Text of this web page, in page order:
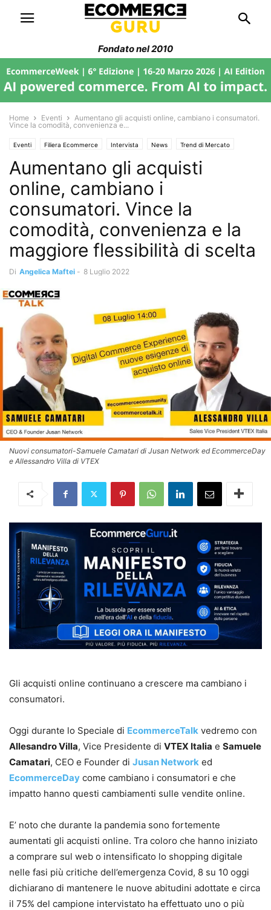
Fondato nel 2010
Home Eventi
Aumentano gli acquisti online, cambiano i consumatori.
Vince la comodità, convenienza e...
Eventi Filiera Ecommerce Intervista News Trend di Mercato
Aumentano gli acquisti
online, cambiano i
consumatori. Vince la
comodità, convenienza e la
maggiore flessibilità di scelta
Di Angelica Maftei - 8 Luglio 2022
Nuovi consumatori-Samuele Camatari di Jusan Network ed EcommerceDay
e Allessandro Villa di VTEX
Gli acquisti online continuano a crescere ma cambiano i
consumatori.
Oggi durante lo Speciale di EcommerceTalk vedremo con
Allesandro Villa, Vice Presidente di VTEX Italia e Samuele
Camatari, CEO e Founder di Jusan Network ed
EcommerceDay come cambiano i consumatori e che
impatto hanno questi cambiamenti sulle vendite online.
E’ noto che durante la pandemia sono fortemente
aumentati gli acquisti online. Tra coloro che hanno iniziato
a comprare sul web o intensificato lo shopping digitale
nelle fasi più critiche dell’emergenza Covid, 8 su 10 oggi
dichiarano di mantenere le nuove abitudini adottate e circa
il 75% del campione intervistato ha effettuato uno o più